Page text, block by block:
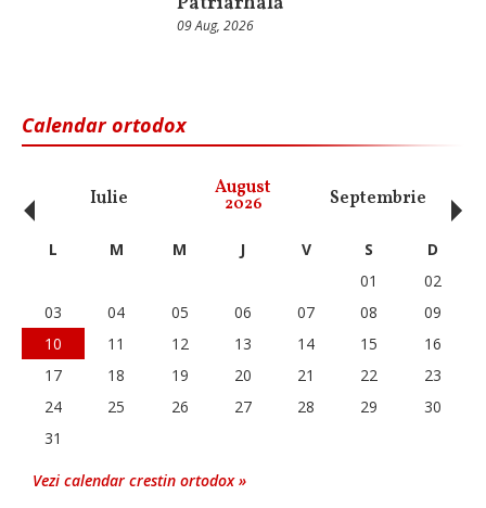
09 Aug, 2026
Calendar ortodox
Iulie August
2026 Septembrie
‹ L M M J V S
D
01
02
03
04 05 06 07 08
09
10
11 12 13 14 15
16
17
18 19 20 21 22
23
24
25 26 27 28 29
30
31
Vezi calendar crestin ortodox »